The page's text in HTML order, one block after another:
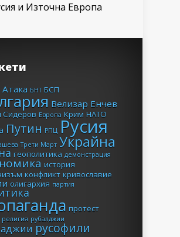
и Източна Европа
Атака БНТ БСП
Велизар Енчев
Сидеров Европа Крим НАТО
Путин РПЦ Русия
Трети Март Украйна
геополитика демонстрация
история
конфликт кривославие
олигархия партия
протест
религия рубалджии
русофили